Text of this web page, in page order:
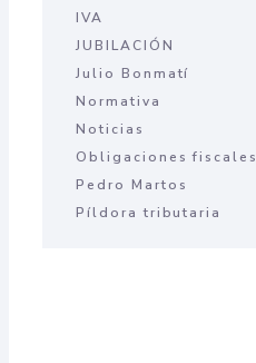
IVA
JUBILACIÓN
Julio Bonmatí
Normativa
Noticias
Obligaciones fiscales
Pedro Martos
Píldora tributaria